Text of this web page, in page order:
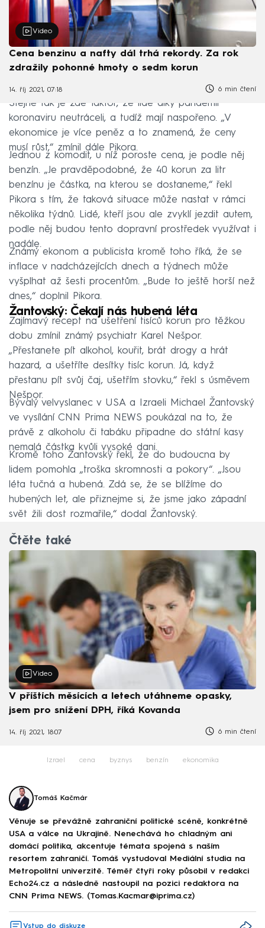
Video
Cena benzinu a nafty dál trhá rekordy. Za rok
zdražily pohonné hmoty o sedm korun
14. říj 2021, 07:18 6 min čtení
Stejně tak je zde faktor, že lidé díky pandemii
koronaviru neutráceli, a tudíž mají naspořeno. „V
ekonomice je více peněz a to znamená, že ceny
musí růst,“ zmínil dále Pikora.
Jednou z komodit, u níž poroste cena, je podle něj
benzín. „Je pravděpodobné, že 40 korun za litr
benzínu je částka, na kterou se dostaneme,“ řekl
Pikora s tím, že taková situace může nastat v rámci
několika týdnů. Lidé, kteří jsou ale zvyklí jezdit autem,
podle něj budou tento dopravní prostředek využívat i
nadále.
Známý ekonom a publicista kromě toho říká, že se
inflace v nadcházejících dnech a týdnech může
vyšplhat až šesti procentům. „Bude to ještě horší než
dnes,“ doplnil Pikora.
Žantovský: Čekají nás hubená léta
Zajímavý recept na ušetření tisíců korun pro těžkou
dobu zmínil známý psychiatr Karel Nešpor.
„Přestanete pít alkohol, kouřit, brát drogy a hrát
hazard, a ušetříte desítky tisíc korun. Já, když
přestanu pít svůj čaj, ušetřím stovku,“ řekl s úsměvem
Nešpor.
Bývalý velvyslanec v USA a Izraeli Michael Žantovský
ve vysílání CNN Prima NEWS poukázal na to, že
právě z alkoholu či tabáku připadne do státní kasy
nemalá částka kvůli vysoké dani.
Kromě toho Žantovský řekl, že do budoucna by
lidem pomohla „troška skromnosti a pokory“. „Jsou
léta tučná a hubená. Zdá se, že se blížíme do
hubených let, ale přiznejme si, že jsme jako západní
svět žili dost rozmařile,“ dodal Žantovský.
Čtěte také
Video
V příštích měsících a letech utáhneme opasky,
jsem pro snížení DPH, říká Kovanda
14. říj 2021, 18:07 6 min čtení
Izrael cena byznys benzín ekonomika
Tomáš Kačmár
Věnuje se převážně zahraniční politické scéně, konkrétně
USA a válce na Ukrajině. Nenechává ho chladným ani
domácí politika, akcentuje témata spojená s naším
resortem zahraničí. Tomáš vystudoval Mediální studia na
Metropolitní univerzitě. Téměř čtyři roky působil v redakci
Echo24.cz a následně nastoupil na pozici redaktora na
CNN Prima NEWS. (Tomas.Kacmar@iprima.cz)
Vstup do diskuze